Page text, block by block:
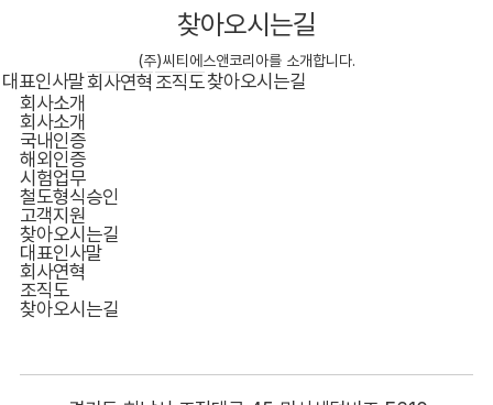
찾아오시는길
(주)씨티에스앤코리아를 소개합니다.
대표인사말회사연혁 조직도찾아오시는길
회사소개
회사소개
국내인증
해외인증
시험업무
철도형식승인
고객지원
찾아오시는길
대표인사말
회사연혁
조직도
찾아오시는길